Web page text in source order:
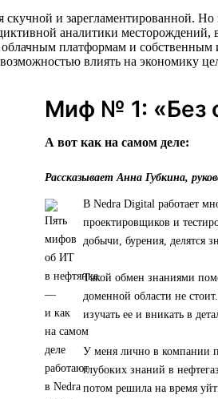
скучной и зарегламентированной.
аналитики
платформам и собственным
влиять на экономику
Миф № 1: «Без
А вот как на самом деле:
Рассказывает Анна Губкина,
В Nedra Digital работает
проектировщиков и
добычи, бурения, делятся
Такой обмен знаниями
доменной области не
изучать ее и вникать в
У меня лично в компании
глубоких знаний в
потом решила на время